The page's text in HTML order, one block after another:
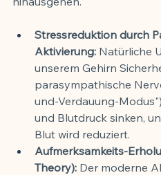
Stressreduktion durch
Aktivierung: Natürliche
unserem Gehirn
parasympathische
und-Verdauung-
und Blutdruck sinken,
Blut wird reduziert.
Aufmerksamkeits-
Theory): Der moderne